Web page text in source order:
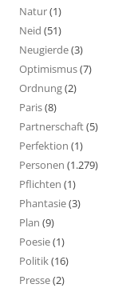
Natur(1)
Neid (51)
Neugierde(3)
Optimismus(7)
Ordnung(2)
Paris(8)
Partnerschaft(5)
Perfektion (1)
Personen (1.279)
Pflichten (1)
Phantasie(3)
Plan (9)
Poesie(1)
Politik(16)
Presse(2)